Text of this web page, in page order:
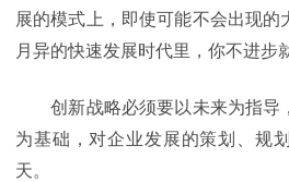
展的模式上，即使可能不会出现的
月异的快速发展时代里，你不进步
创新战略必须要以未来为指导
为基础，对企业发展的策划、规
天。